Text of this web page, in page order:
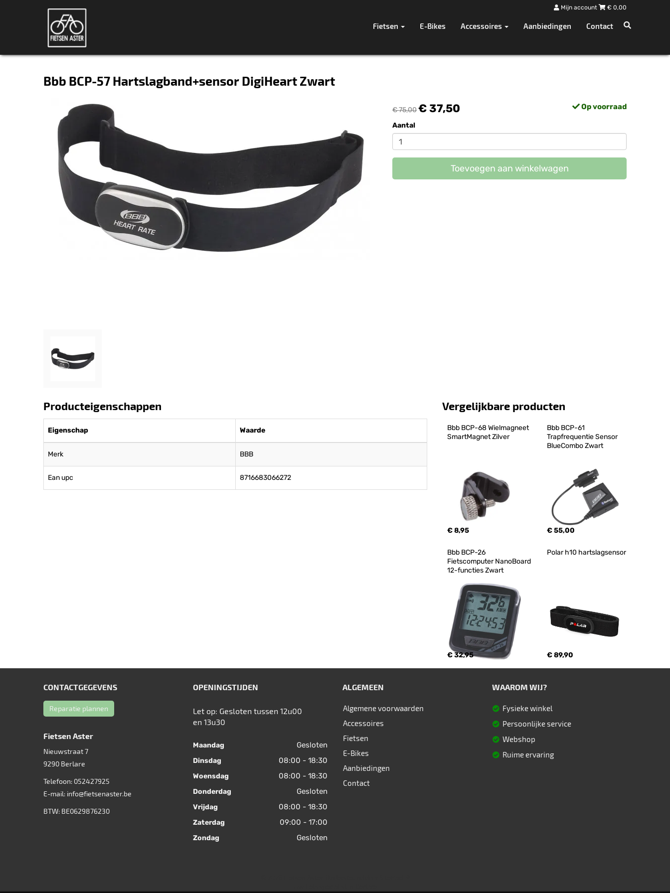
Mijn account € 0,00
Fietsen E-Bikes Accessoires Aanbiedingen Contact
Bbb BCP-57 Hartslagband+sensor DigiHeart Zwart
€ 75,00€ 37,50 Op voorraad
Aantal
Toevoegen aan winkelwagen
Producteigenschappen
Eigenschap Waarde
Merk BBB
Ean upc 8716683066272
Vergelijkbare producten
Bbb BCP-68 Wielmagneet
SmartMagnet Zilver
€ 8,95
Bbb BCP-61
Trapfrequentie Sensor
BlueCombo Zwart
€ 55,00
Bbb BCP-26
Fietscomputer NanoBoard
12-functies Zwart
€ 32,95
Polar h10 hartslagsensor
€ 89,90
CONTACTGEGEVENS
Reparatie plannen
Fietsen Aster
Nieuwstraat 7
9290 Berlare
Telefoon: 052427925
E-mail: info@fietsenaster.be
BTW: BE0629876230
OPENINGSTIJDEN
Let op: Gesloten tussen 12u00
en 13u30
Maandag Gesloten
Dinsdag 08:00 - 18:30
Woensdag 08:00 - 18:30
Donderdag Gesloten
Vrijdag 08:00 - 18:30
Zaterdag 09:00 - 17:00
Zondag Gesloten
ALGEMEEN
Algemene voorwaarden
Accessoires
Fietsen
E-Bikes
Aanbiedingen
Contact
WAAROM WIJ?
Fysieke winkel
Persoonlijke service
Webshop
Ruime ervaring